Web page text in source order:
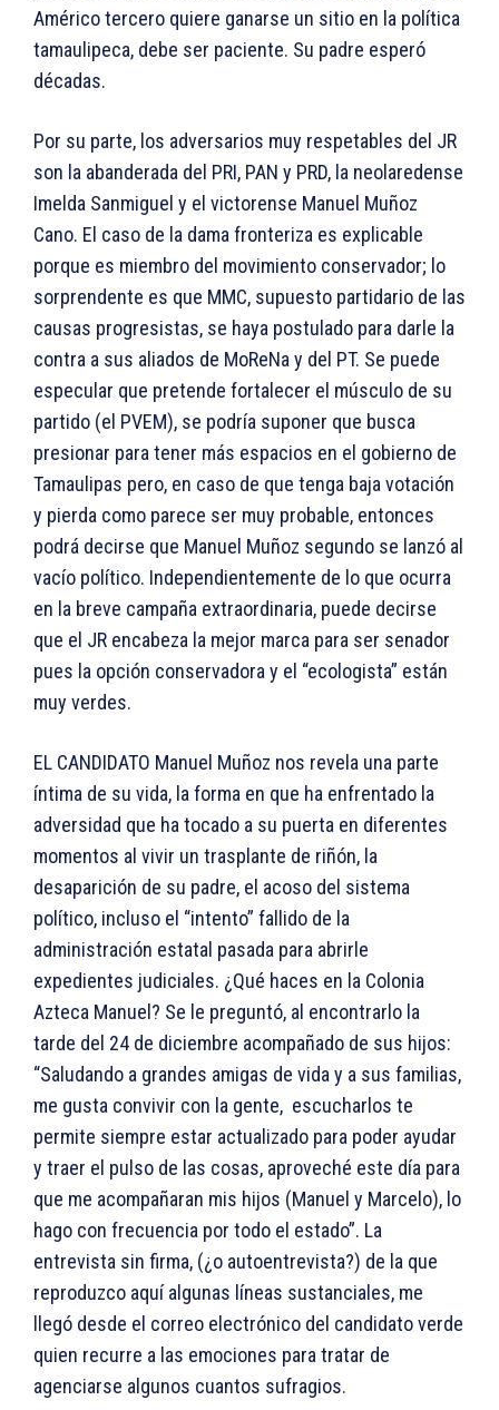
Américo tercero quiere ganarse un sitio en la política
tamaulipeca, debe ser paciente. Su padre esperó
décadas.
Por su parte, los adversarios muy respetables del JR
son la abanderada del PRI, PAN y PRD, la neolaredense
Imelda Sanmiguel y el victorense Manuel Muñoz
Cano. El caso de la dama fronteriza es explicable
porque es miembro del movimiento conservador; lo
sorprendente es que MMC, supuesto partidario de las
causas progresistas, se haya postulado para darle la
contra a sus aliados de MoReNa y del PT. Se puede
especular que pretende fortalecer el músculo de su
partido (el PVEM), se podría suponer que busca
presionar para tener más espacios en el gobierno de
Tamaulipas pero, en caso de que tenga baja votación
y pierda como parece ser muy probable, entonces
podrá decirse que Manuel Muñoz segundo se lanzó al
vacío político. Independientemente de lo que ocurra
en la breve campaña extraordinaria, puede decirse
que el JR encabeza la mejor marca para ser senador
pues la opción conservadora y el “ecologista” están
muy verdes.
EL CANDIDATO Manuel Muñoz nos revela una parte
íntima de su vida, la forma en que ha enfrentado la
adversidad que ha tocado a su puerta en diferentes
momentos al vivir un trasplante de riñón, la
desaparición de su padre, el acoso del sistema
político, incluso el “intento” fallido de la
administración estatal pasada para abrirle
expedientes judiciales. ¿Qué haces en la Colonia
Azteca Manuel? Se le preguntó, al encontrarlo la
tarde del 24 de diciembre acompañado de sus hijos:
“Saludando a grandes amigas de vida y a sus familias,
me gusta convivir con la gente, escucharlos te
permite siempre estar actualizado para poder ayudar
y traer el pulso de las cosas, aproveché este día para
que me acompañaran mis hijos (Manuel y Marcelo), lo
hago con frecuencia por todo el estado”. La
entrevista sin firma, (¿o autoentrevista?) de la que
reproduzco aquí algunas líneas sustanciales, me
llegó desde el correo electrónico del candidato verde
quien recurre a las emociones para tratar de
agenciarse algunos cuantos sufragios.